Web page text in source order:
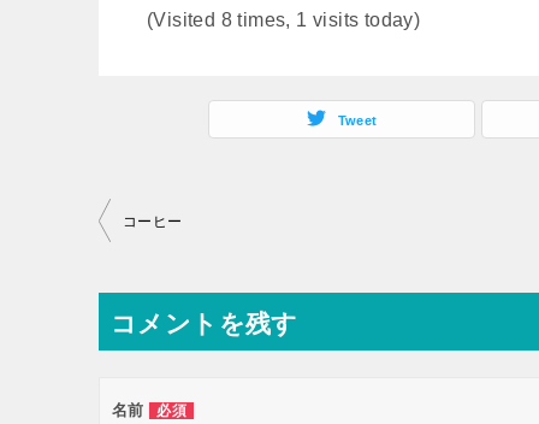
(Visited 8 times, 1 visits today)
Tweet
投
ナ
ビ
ー
コーヒー
コメントを残す
名前 必須